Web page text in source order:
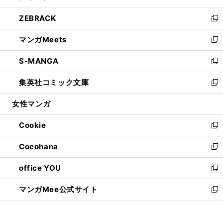
開
く
ウ
で
開
く
ン
ド
ウ
で
開
く
ウ
ィ
ン
ド
ウ
で
開
く
し
い
ウ
ィ
ン
ド
ウ
で
開
ZEBRACK
新
し
い
ウ
ィ
ン
ド
ウ
開
く
マンガMeets
新
し
い
ウ
ィ
ン
ウ
で
開
く
S-MANGA
新
し
い
ウ
ン
ド
ウ
で
開
く
集英社コミック文庫
新
し
ウ
ィ
ン
ド
ウ
で
開
く
女性マンガ
Cookie
新
し
い
ウ
ィ
ン
ド
ウ
Cocohana
新
し
い
ウ
ィ
ン
office YOU
新
し
い
ウ
マンガMee公式サイト
新
し